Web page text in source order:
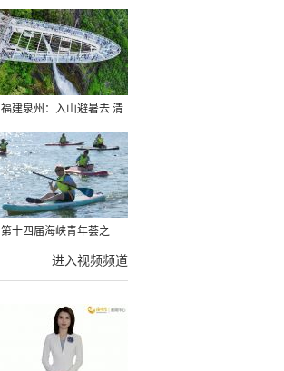
福建泉州：入山避暑去 清
凉好惬意
第十四届海峡青年荟之
2026榕台青年大学生水上
进入视频频道